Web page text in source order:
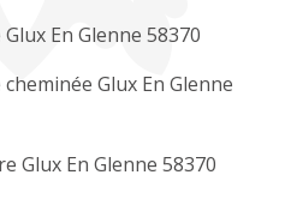
En Glenne 58370
Glux En Glenne
Glux En Glenne 58370